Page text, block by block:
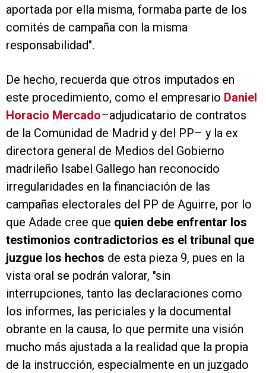
aportada por ella misma, formaba parte de los
comités de campaña con la misma
responsabilidad".
De hecho, recuerda que otros imputados en
este procedimiento, como el empresario Daniel
Horacio Mercado–adjudicatario de contratos
de la Comunidad de Madrid y del PP– y la ex
directora general de Medios del Gobierno
madrileño Isabel Gallego han reconocido
irregularidades en la financiación de las
campañas electorales del PP de Aguirre, por lo
que Adade cree que quien debe enfrentar los
testimonios contradictorios es el tribunal que
juzgue los hechos de esta pieza 9, pues en la
vista oral se podrán valorar, "sin
interrupciones, tanto las declaraciones como
los informes, las periciales y la documental
obrante en la causa, lo que permite una visión
mucho más ajustada a la realidad que la propia
de la instrucción, especialmente en un juzgado